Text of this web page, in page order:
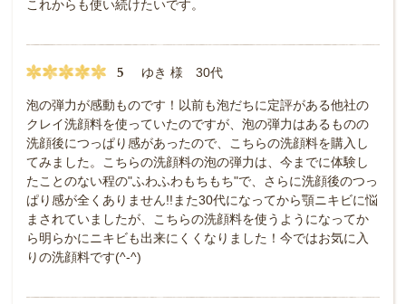
これからも使い続けたいです。
5 ゆき 様 30代
泡の弾力が感動ものです！以前も泡だちに定評がある他社の
クレイ洗顔料を使っていたのですが、泡の弾力はあるものの
洗顔後につっぱり感があったので、こちらの洗顔料を購入し
てみました。こちらの洗顔料の泡の弾力は、今までに体験し
たことのない程の"ふわふわもちもち"で、さらに洗顔後のつっ
ぱり感が全くありません!!また30代になってから顎ニキビに悩
まされていましたが、こちらの洗顔料を使うようになってか
ら明らかにニキビも出来にくくなりました！今ではお気に入
りの洗顔料です(^-^)